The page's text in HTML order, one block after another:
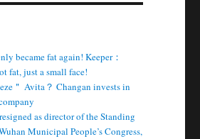
became fat again! Keeper：
fat, just a small face!
＂ Avita？ Changan invests in
as director of the Standing
Municipal People’s Congress,